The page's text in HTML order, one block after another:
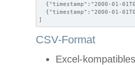
{"timestamp":"2000-01-
{"timestamp":"2000-01-
]
CSV-Format
Excel-